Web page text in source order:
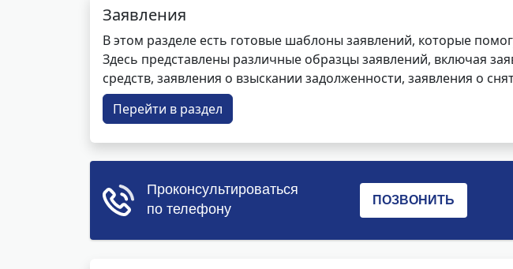
Заявления
В этом разделе есть готовые шаблоны заявлений, которые
Здесь представлены различные образцы заявлений, включая
средств, заявления о взыскании задолженности, заявления о
Перейти в раздел